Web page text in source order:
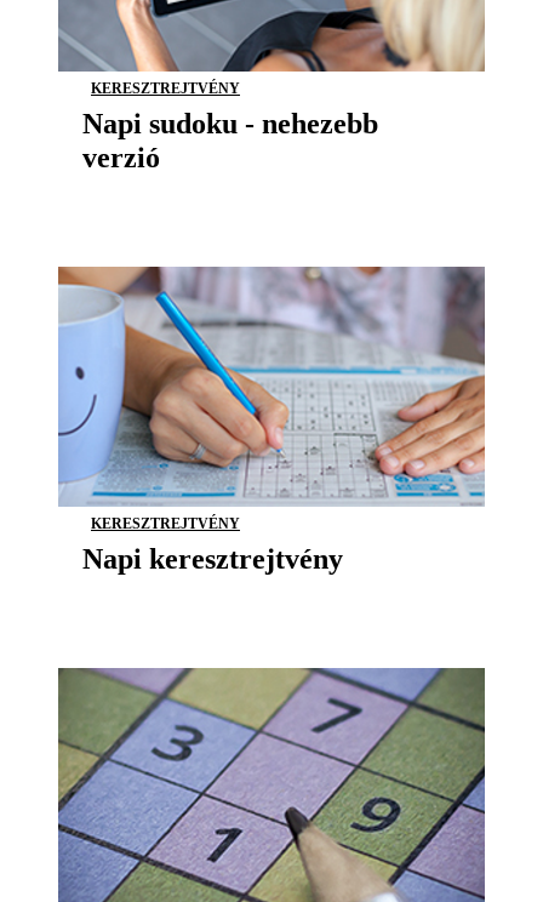
KERESZTREJTVÉNY
Napi sudoku - nehezebb
verzió
KERESZTREJTVÉNY
Napi keresztrejtvény